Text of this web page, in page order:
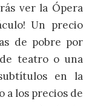
ver la Ópera
Un precio
de pobre por
teatro o una
en la
a los precios de